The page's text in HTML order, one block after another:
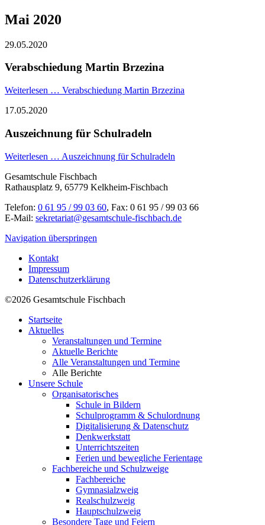
Mai 2020
29.05.2020
Verabschiedung Martin Brzezina
Weiterlesen … Verabschiedung Martin Brzezina
17.05.2020
Auszeichnung für Schulradeln
Weiterlesen … Auszeichnung für Schulradeln
Gesamtschule Fischbach
Rathausplatz 9, 65779 Kelkheim-Fischbach
Telefon: 0 61 95 / 99 03 60, Fax: 0 61 95 / 99 03 66
E-Mail: sekretariat@gesamtschule-fischbach.de
Navigation überspringen
Kontakt
Impressum
Datenschutzerklärung
©2026 Gesamtschule Fischbach
Startseite
Aktuelles
Veranstaltungen und Termine
Aktuelle Berichte
Alle Veranstaltungen und Termine
Alle Berichte
Unsere Schule
Organisatorisches
Schule in Bildern
Schulprogramm & Schulordnung
Digitalisierung & Datenschutz
Denkwerkstatt
Unterrichtszeiten
Ferien und bewegliche Ferientage
Fachbereiche und Schulzweige
Fachbereiche
Gymnasialzweig
Realschulzweig
Hauptschulzweig
Besondere Tage und Feiern